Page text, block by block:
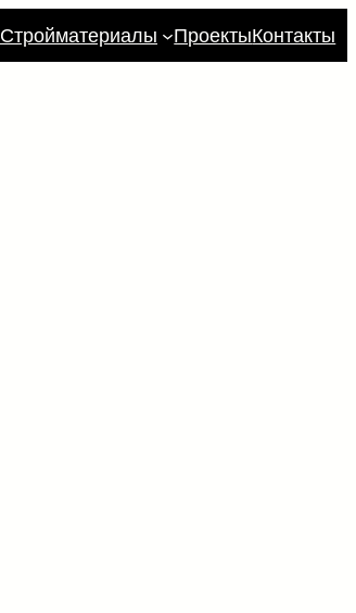
Стройматериалы ПроектыКонтакты